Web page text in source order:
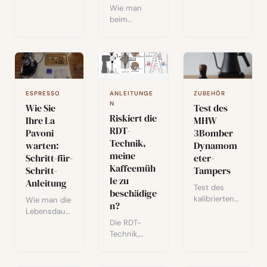
Kaffeegesch
mack prägen
- ein
zum
Verständnis
der
Specialty-
Coffee-
Anbaukultur.
Wie man
beim
einem
bodenlosen
Siebträger
vermeidet: 4
gleichmäßig
e Ergebnisse.
Verbesserun
g Ihrer
Espressoextr
ESPRESSO
Wie Sie
Ihre La
Pavoni
warten:
Schritt-für-
Schritt-
Anleitung
Wie man die
Lebensdauer
ANLEITUNGE
N
Riskiert die
RDT-
Technik,
meine
Kaffeemüh
le zu
beschädige
n?
Die RDT-
Technik,
ZUBEHÖR
Test des
MHW
3Bomber
Dynamom
eter-
Tampers
Test des
kalibrierten